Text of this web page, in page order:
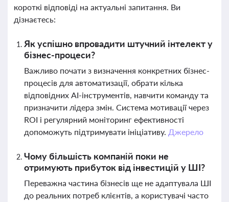
короткі відповіді на актуальні запитання. Ви
дізнаєтесь:
Як успішно впровадити штучний інтелект у
бізнес-процеси?
Важливо почати з визначення конкретних бізнес-
процесів для автоматизації, обрати кілька
відповідних AI-інструментів, навчити команду та
призначити лідера змін. Система мотивації через
ROI і регулярний моніторинг ефективності
допоможуть підтримувати ініціативу. Джерело
Чому більшість компаній поки не
отримують прибуток від інвестицій у ШІ?
Переважна частина бізнесів ще не адаптувала ШІ
до реальних потреб клієнтів, а користувачі часто